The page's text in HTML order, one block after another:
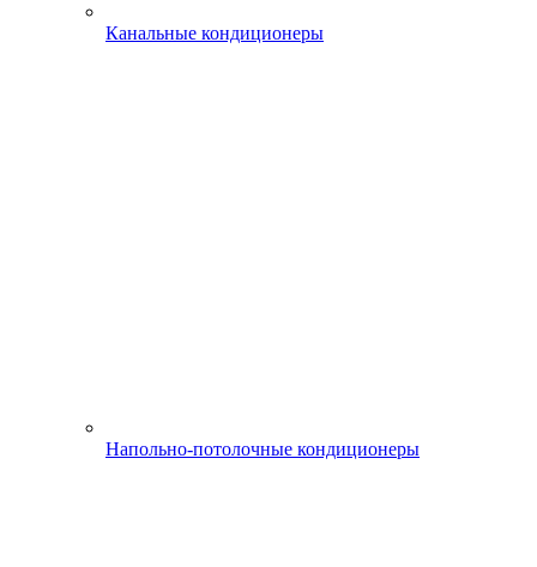
Канальные кондиционеры
Напольно-потолочные кондиционеры